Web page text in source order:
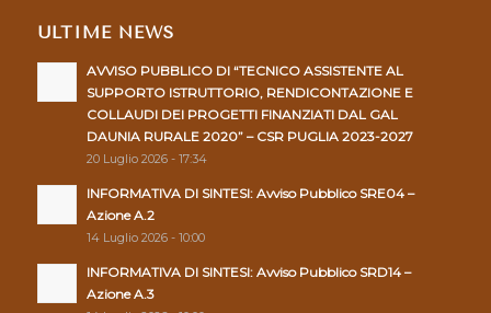
ULTIME NEWS
AVVISO PUBBLICO DI “TECNICO ASSISTENTE AL
SUPPORTO ISTRUTTORIO, RENDICONTAZIONE E
COLLAUDI DEI PROGETTI FINANZIATI DAL GAL
DAUNIA RURALE 2020” – CSR PUGLIA 2023-2027
20 Luglio 2026 - 17:34
INFORMATIVA DI SINTESI: Avviso Pubblico SRE04 –
Azione A.2
14 Luglio 2026 - 10:00
INFORMATIVA DI SINTESI: Avviso Pubblico SRD14 –
Azione A.3